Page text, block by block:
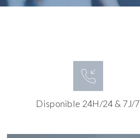
Disponible 24H/24 & 7J/7